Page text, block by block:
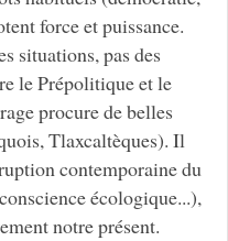
force et puissance.
situations, pas des
le Prépolitique et le
procure de belles
Tlaxcaltèques). Il
contemporaine du
écologique...),
notre présent.